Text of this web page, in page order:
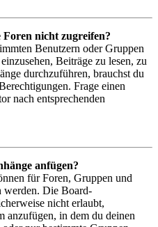
nicht zugreifen?
Benutzern oder Gruppen
Beiträge zu lesen, zu
durchzuführen, brauchst du
Frage einen
nach entsprechenden
anfügen?
für Foren, Gruppen und
werden. Die Board-
nicht erlaubt,
anzufügen, in dem du deinen